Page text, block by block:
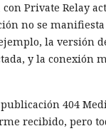
Private Relay
no se manifiesta
la versión
y la conexión
404
recibido, pero